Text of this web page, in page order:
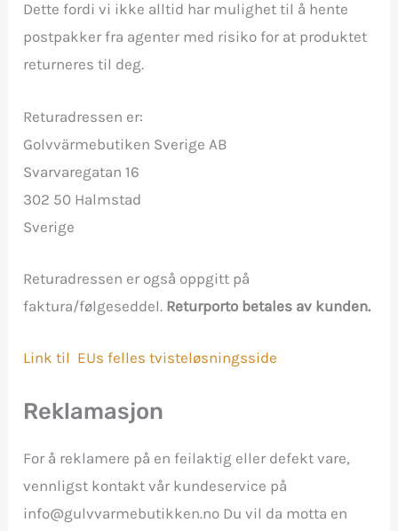
Dette fordi vi ikke alltid har mulighet til å hente
postpakker fra agenter med risiko for at produktet
returneres til deg.
Returadressen er:
Golvvärmebutiken Sverige AB
Svarvaregatan 16
302 50 Halmstad
Sverige
Returadressen er også oppgitt på
faktura/følgeseddel. Returporto betales av kunden.
Link til EUs felles tvisteløsningsside
Reklamasjon
For å reklamere på en feilaktig eller defekt vare,
vennligst kontakt vår kundeservice på
info@gulvvarmebutikken.no Du vil da motta en